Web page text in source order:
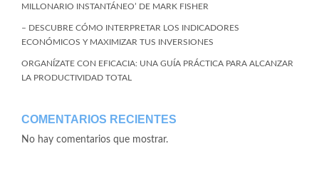
MILLONARIO INSTANTÁNEO’ DE MARK FISHER
– DESCUBRE CÓMO INTERPRETAR LOS INDICADORES
ECONÓMICOS Y MAXIMIZAR TUS INVERSIONES
ORGANÍZATE CON EFICACIA: UNA GUÍA PRÁCTICA PARA ALCANZAR
LA PRODUCTIVIDAD TOTAL
COMENTARIOS RECIENTES
No hay comentarios que mostrar.